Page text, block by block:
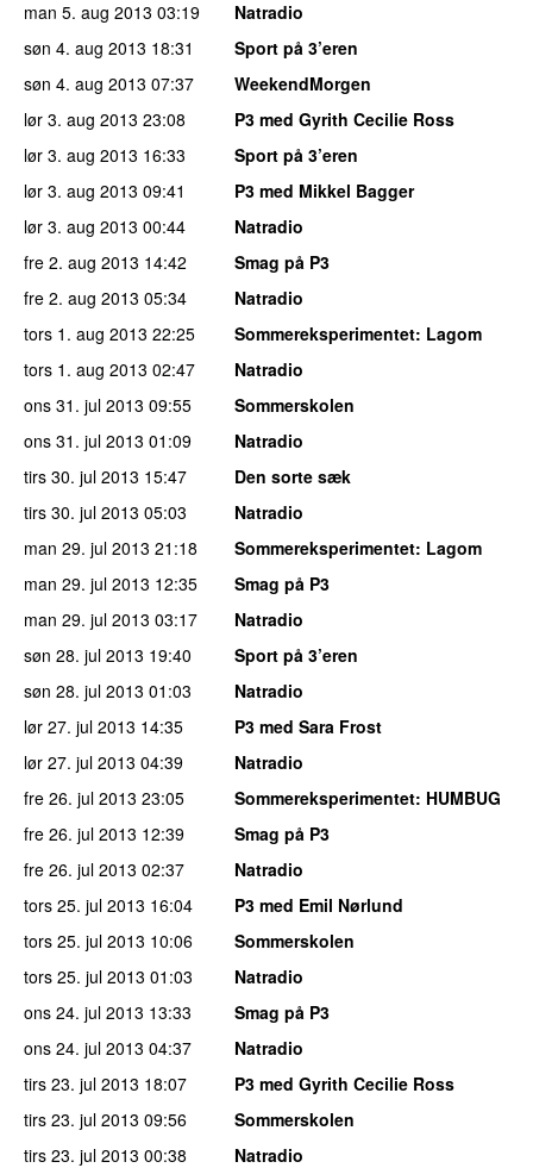
man 5. aug 2013 03:19
Natradio
søn 4. aug 2013 18:31
Sport på 3’eren
søn 4. aug 2013 07:37
WeekendMorgen
lør 3. aug 2013 23:08
P3 med Gyrith Cecilie Ross
lør 3. aug 2013 16:33
Sport på 3’eren
lør 3. aug 2013 09:41
P3 med Mikkel Bagger
lør 3. aug 2013 00:44
Natradio
fre 2. aug 2013 14:42
Smag på P3
fre 2. aug 2013 05:34
Natradio
tors 1. aug 2013 22:25 Sommereksperimentet: Lagom
tors 1. aug 2013 02:47
Natradio
ons 31. jul 2013 09:55
Sommerskolen
ons 31. jul 2013 01:09
Natradio
tirs 30. jul 2013 15:47
Den sorte sæk
tirs 30. jul 2013 05:03
Natradio
man 29. jul 2013 21:18 Sommereksperimentet: Lagom
man 29. jul 2013 12:35
Smag på P3
man 29. jul 2013 03:17
Natradio
søn 28. jul 2013 19:40
Sport på 3’eren
søn 28. jul 2013 01:03
Natradio
lør 27. jul 2013 14:35
P3 med Sara Frost
lør 27. jul 2013 04:39
Natradio
fre 26. jul 2013 23:05 Sommereksperimentet: HUMBUG
fre 26. jul 2013 12:39
Smag på P3
fre 26. jul 2013 02:37
Natradio
tors 25. jul 2013 16:04
P3 med Emil Nørlund
tors 25. jul 2013 10:06
Sommerskolen
tors 25. jul 2013 01:03
Natradio
ons 24. jul 2013 13:33
Smag på P3
ons 24. jul 2013 04:37
Natradio
tirs 23. jul 2013 18:07
P3 med Gyrith Cecilie Ross
tirs 23. jul 2013 09:56
Sommerskolen
tirs 23. jul 2013 00:38
Natradio